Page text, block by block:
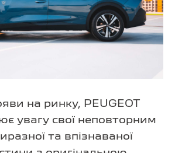
на ринку, PEUGEOT
увагу свої неповторним
та впізнаваної